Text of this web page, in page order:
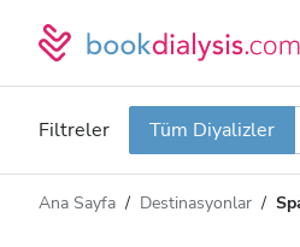
Filtreler Tüm Diyalizler
Diyaliz türü
Mesafe
Ana Sayfa Destinasyonlar